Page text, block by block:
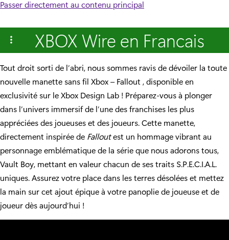
Passer directement au contenu principal
XBOX Wire en Francais
Tout droit sorti de l’abri, nous sommes ravis de dévoiler la toute
nouvelle manette sans fil Xbox – Fallout , disponible en
exclusivité sur le Xbox Design Lab ! Préparez-vous à plonger
dans l’univers immersif de l’une des franchises les plus
appréciées des joueuses et des joueurs. Cette manette,
directement inspirée de Falloutest un hommage vibrant au
personnage emblématique de la série que nous adorons tous,
Vault Boy, mettant en valeur chacun de ses traits S.P.E.C.I.A.L.
uniques. Assurez votre place dans les terres désolées et mettez
la main sur cet ajout épique à votre panoplie de joueuse et de
joueur dès aujourd’hui !